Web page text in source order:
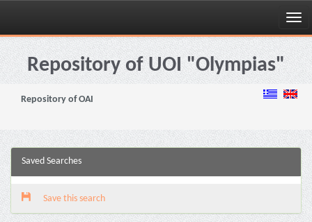
Skip
navigationRepository of UOI "Olympias"
Repository of OAI
Saved Searches
Save this search